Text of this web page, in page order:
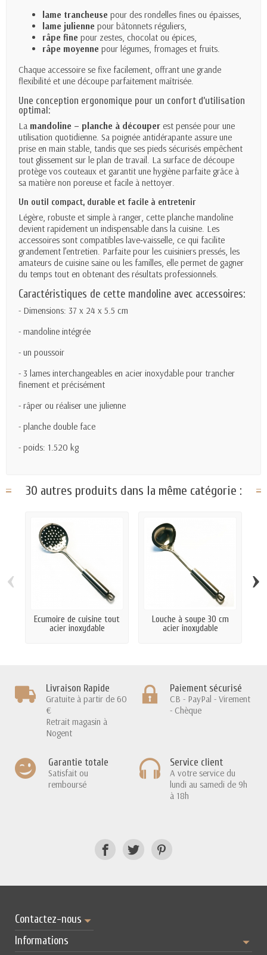
lame trancheuse pour des rondelles fines ou épaisses,
lame julienne pour bâtonnets réguliers,
râpe fine pour zestes, chocolat ou épices,
râpe moyenne pour légumes, fromages et fruits.
Chaque accessoire se fixe facilement, offrant une grande
flexibilité et une découpe parfaitement maîtrisée.
Une conception ergonomique pour un confort d’utilisation
optimal:
La mandoline – planche à découper est pensée pour une
utilisation quotidienne. Sa poignée antidérapante assure une
prise en main stable, tandis que ses pieds sécurisés empêchent
tout glissement sur le plan de travail. La surface de découpe
protège vos couteaux et garantit une hygiène parfaite grâce à
sa matière non poreuse et facile à nettoyer.
Un outil compact, durable et facile à entretenir
Légère, robuste et simple à ranger, cette planche mandoline
devient rapidement un indispensable dans la cuisine. Les
accessoires sont compatibles lave‑vaisselle, ce qui facilite
grandement l’entretien. Parfaite pour les cuisiniers pressés, les
amateurs de cuisine saine ou les familles, elle permet de gagner
du temps tout en obtenant des résultats professionnels.
Caractéristiques de cette mandoline avec accessoires:
- Dimensions: 37 x 24 x 5.5 cm
- mandoline intégrée
- un poussoir
- 3 lames interchangeables en acier inoxydable pour trancher
finement et précisément
- râper ou réaliser une julienne
- planche double face
- poids: 1.520 kg
30 autres produits dans la même catégorie :
Ecumoire de cuisine tout
acier inoxydable
Louche à soupe 30 cm
acier inoxydable
‹ ›
Livraison Rapide
Gratuite à partir de 60
€
Retrait magasin à
Nogent
Paiement sécurisé
CB - PayPal - Virement
- Chèque
Garantie totale
Satisfait ou
remboursé
Service client
A votre service du
lundi au samedi de 9h
à 18h
Contactez-nous
Informations